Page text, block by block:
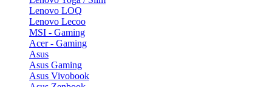
Lenovo LOQ
Lenovo Lecoo
MSI - Gaming
Acer - Gaming
Asus
Asus Gaming
Asus Vivobook